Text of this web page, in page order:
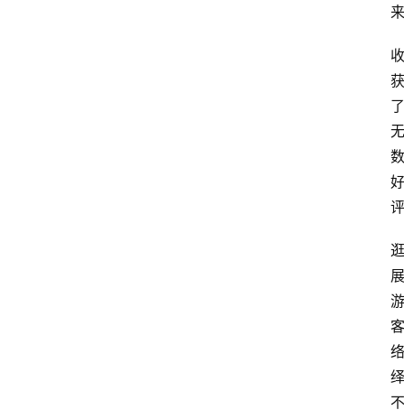
来
收
获
了
无
数
好
评
逛
展
游
客
络
绎
不